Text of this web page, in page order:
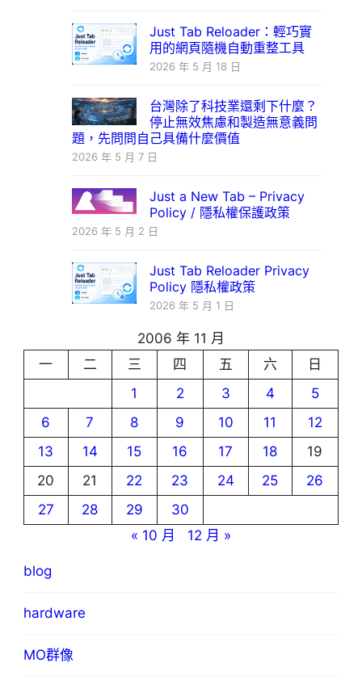
Just Tab Reloader：輕巧實
用的網頁隨機自動重整工具
2026 年 5 月 18 日
台灣除了科技業還剩下什麼？
停止無效焦慮和製造無意義問
題，先問問自己具備什麼價值
2026 年 5 月 7 日
Just a New Tab – Privacy
Policy / 隱私權保護政策
2026 年 5 月 2 日
Just Tab Reloader Privacy
Policy 隱私權政策
2026 年 5 月 1 日
2006 年 11 月
一
二 三 四 五 六
日
1
2 3 4
5
6
7 8 9 10 11
12
13
14 15 16 17 18
19
20
21 22 23 24 25
26
27
28 29
30
« 10 月
12 月 »
blog
hardware
MO群像